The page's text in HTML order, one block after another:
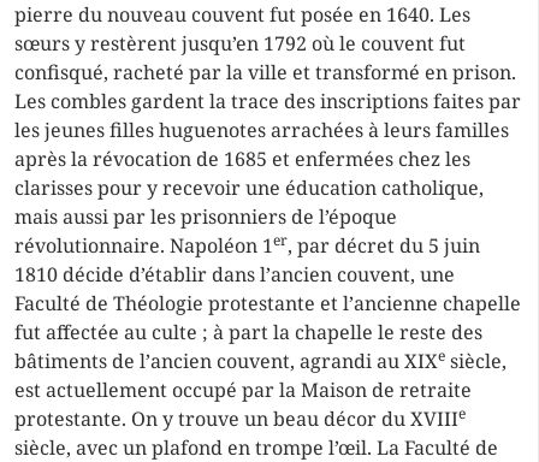
pierre du nouveau couvent fut posée en 1640. Les
sœurs y restèrent jusqu’en 1792 où le couvent fut
confisqué, racheté par la ville et transformé en prison.
Les combles gardent la trace des inscriptions faites par
les jeunes filles huguenotes arrachées à leurs familles
après la révocation de 1685 et enfermées chez les
clarisses pour y recevoir une éducation catholique,
mais aussi par les prisonniers de l’époque
révolutionnaire. Napoléon 1er, par décret du 5 juin
1810 décide d’établir dans l’ancien couvent, une
Faculté de Théologie protestante et l’ancienne chapelle
fut affectée au culte ; à part la chapelle le reste des
bâtiments de l’ancien couvent, agrandi au XIXe siècle,
est actuellement occupé par la Maison de retraite
protestante. On y trouve un beau décor du XVIIIe
siècle, avec un plafond en trompe l’œil. La Faculté de